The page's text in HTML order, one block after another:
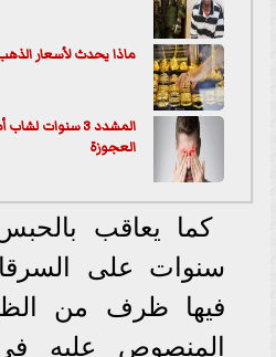
ماذا يحدث لأسعار
المشدد 3
العجوزة
سنوات على
فيها ظرف من